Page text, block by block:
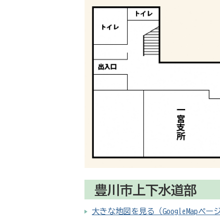
豊川市上下水道部
大きな地図を見る（GoogleMapペー